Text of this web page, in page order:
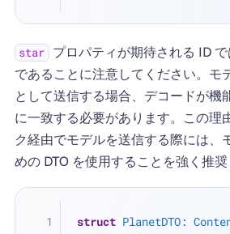
star
プロパティが期待される ID
であることに注意してください。モ
として送信する場合、デコードが機
に一致する必要があります。この理
ク経由でモデルを送信する際には、
めの DTO を使用することを強く推奨
struct PlanetDTO: